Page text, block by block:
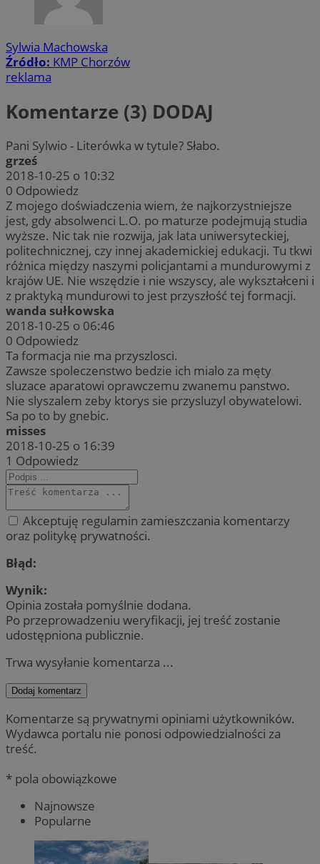
Sylwia Machowska
Źródło: KMP Chorzów
reklama
Komentarze (3) DODAJ
Pani Sylwio - Literówka w tytule? Słabo.
grześ
2018-10-25 o 10:32
0 Odpowiedz
Z mojego doświadczenia wiem, że najkorzystniejsze
jest, gdy absolwenci L.O. po maturze podejmują studia
wyższe. Nic tak nie rozwija, jak lata uniwersyteckiej,
politechnicznej, czy innej akademickiej edukacji. Tu tkwi
różnica między naszymi policjantami a mundurowymi z
krajów UE. Nie wszędzie i nie wszyscy, ale wykształceni i
z praktyką mundurowi to jest przyszłość tej formacji.
wanda sułkowska
2018-10-25 o 06:46
0 Odpowiedz
Ta formacja nie ma przyszlosci.
Zawsze spoleczenstwo bedzie ich mialo za męty
sluzace aparatowi oprawczemu zwanemu panstwo.
Nie slyszalem zeby ktorys sie przysluzyl obywatelowi.
Sa po to by gnebic.
misses
2018-10-25 o 16:39
1 Odpowiedz
Akceptuję regulamin zamieszczania komentarzy
oraz politykę prywatności.
Błąd:
Wynik:
Opinia została pomyślnie dodana.
Po przeprowadzeniu weryfikacji, jej treść zostanie
udostępniona publicznie.
Trwa wysyłanie komentarza ...
Dodaj komentarz
Komentarze są prywatnymi opiniami użytkowników.
Wydawca portalu nie ponosi odpowiedzialności za
treść.
* pola obowiązkowe
Najnowsze
Popularne